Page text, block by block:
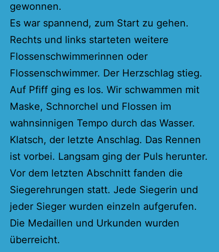
gewonnen.
Es war spannend, zum Start zu gehen.
Rechts und links starteten weitere
Flossenschwimmerinnen oder
Flossenschwimmer. Der Herzschlag stieg.
Auf Pfiff ging es los. Wir schwammen mit
Maske, Schnorchel und Flossen im
wahnsinnigen Tempo durch das Wasser.
Klatsch, der letzte Anschlag. Das Rennen
ist vorbei. Langsam ging der Puls herunter.
Vor dem letzten Abschnitt fanden die
Siegerehrungen statt. Jede Siegerin und
jeder Sieger wurden einzeln aufgerufen.
Die Medaillen und Urkunden wurden
überreicht.